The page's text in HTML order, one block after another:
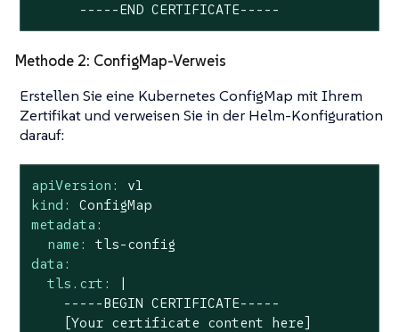
      -----END CERTIFICATE-----
Methode 2: ConfigMap-Verweis
Erstellen Sie eine Kubernetes ConfigMap mit Ihrem
Zertifikat und verweisen Sie in der Helm-Konfiguration
darauf:
apiVersion:
v1
kind:
ConfigMap
metadata:
name:
tls-config
data:
tls.crt:
|
    -----BEGIN CERTIFICATE-----
    [Your certificate content here]